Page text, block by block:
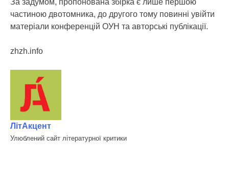
За задумом, пропонована збірка є лише першою
частиною двотомника, до другого тому повинні увійти
матеріали конференцій ОУН та авторські публікації.
zhzh.info
ЛітАкцент
Улюблений сайт літературної критики